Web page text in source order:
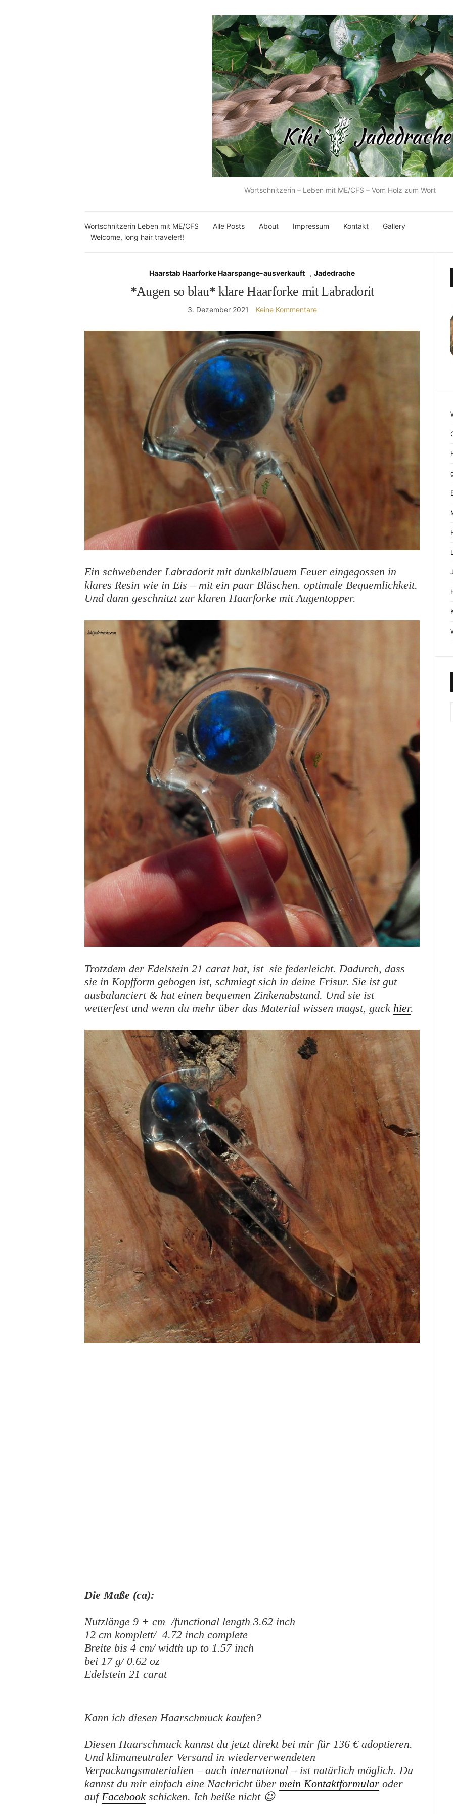
Wortschnitzerin – Leben mit ME/CFS – Vom Holz zum Wort
Wortschnitzerin Leben mit ME/CFS Alle Posts About Impressum Kontakt
Gallery
Welcome, long hair traveler!!
Haarstab Haarforke Haarspange-ausverkauft ,Jadedrache
*Augen so blau* klare Haarforke mit Labradorit
3. Dezember 2021 Keine Kommentare
Ein schwebender Labradorit mit dunkelblauem Feuer eingegossen in
klares Resin wie in Eis – mit ein paar Bläschen. optimale Bequemlichkeit.
Und dann geschnitzt zur klaren Haarforke mit Augentopper.
Trotzdem der Edelstein 21 carat hat, ist sie federleicht. Dadurch, dass
sie in Kopfform gebogen ist, schmiegt sich in deine Frisur. Sie ist gut
ausbalanciert & hat einen bequemen Zinkenabstand. Und sie ist
wetterfest und wenn du mehr über das Material wissen magst, guck hier.
Die Maße (ca):
Nutzlänge 9 + cm /functional length 3.62 inch
12 cm komplett/ 4.72 inch complete
Breite bis 4 cm/ width up to 1.57 inch
bei 17 g/ 0.62 oz
Edelstein 21 carat
Kann ich diesen Haarschmuck kaufen?
Diesen Haarschmuck kannst du jetzt direkt bei mir für 136 € adoptieren.
Und klimaneutraler Versand in wiederverwendeten
Verpackungsmaterialien – auch international – ist natürlich möglich. Du
kannst du mir einfach eine Nachricht über mein Kontaktformular oder
aufFacebook schicken. Ich beiße nicht 😉